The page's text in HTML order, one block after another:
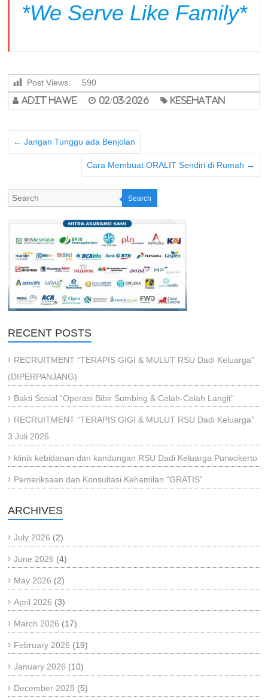
*We Serve Like Family*
Post Views: 590
adit hawe 02/03/2026 Kesehatan
← Jangan Tunggu ada Benjolan
Cara Membuat ORALIT Sendiri di Rumah →
Search
RECENT POSTS
RECRUITMENT “TERAPIS GIGI & MULUT RSU Dadi Keluarga”
(DIPERPANJANG)
Bakti Sosial “Operasi Bibir Sumbing & Celah-Celah Langit”
RECRUITMENT “TERAPIS GIGI & MULUT RSU Dadi Keluarga”
3 Juli 2026
klinik kebidanan dan kandungan RSU Dadi Keluarga Purwokerto
Pemeriksaan dan Konsultasi Kehamilan “GRATIS”
ARCHIVES
July 2026 (2)
June 2026 (4)
May 2026 (2)
April 2026 (3)
March 2026 (17)
February 2026 (19)
January 2026 (10)
December 2025 (5)